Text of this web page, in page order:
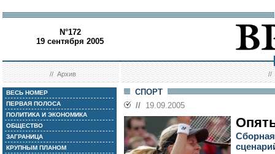
N°172
19 сентября 2005
//Архив //
ВЕСЬ НОМЕР
ПЕРВАЯ ПОЛОСА
ПОЛИТИКА И ЭКОНОМИКА
ОБЩЕСТВО
ЗАГРАНИЦА
КРУПНЫМ ПЛАНОМ
СПОРТ
// 19.09.2005